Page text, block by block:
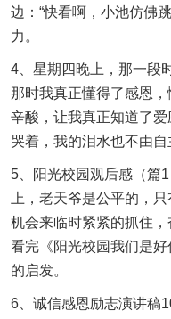
边：“快看啊，小池仿佛
力。
4、星期四晚上，那一段
那时我真正懂得了感恩
辛酸，让我真正知道了爱
哭着，我的泪水也不由自
5、阳光校园观后感（篇
上，老天爷是公平的，
机会来临时紧紧的抓住
看完《阳光校园我们是
的启发。
6、诚信感恩励志演讲稿